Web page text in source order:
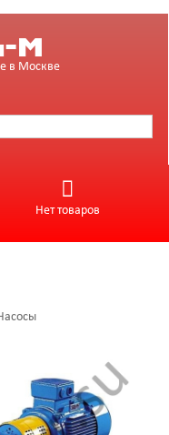
М
в Москве
Нет товаров